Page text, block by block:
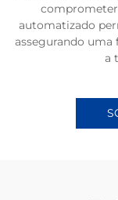
comprometer
automatizado
assegurando
a